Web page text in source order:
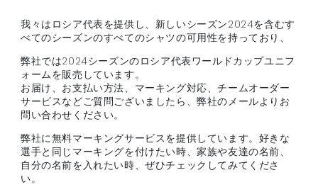
我々はロシア代表を提供し、新しいシーズン2024を含むす
べてのシーズンのすべてのシャツの可用性を持っており、
弊社では2024シーズンのロシア代表ワールドカップユニフ
ォームを販売しています。
お届け、お支払い方法、マーキング対応、チームオーダー
サービスなどご質問ございましたら、弊社のメールよりお
問い合わせください。
弊社に無料マーキングサービスを提供しています。好きな
選手と同じマーキングを付けたい時、家族や友達の名前、
自分の名前を入れたい時、ぜひチェックしてみてくださ
い。